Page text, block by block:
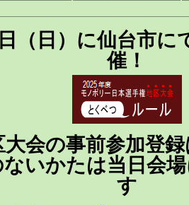
（日）に仙台市に
催！
大会の事前参加登
いかたは当日会
す